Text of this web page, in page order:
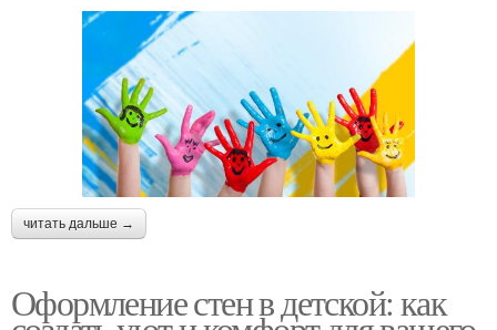
читать дальше →
Оформление стен в детской: как